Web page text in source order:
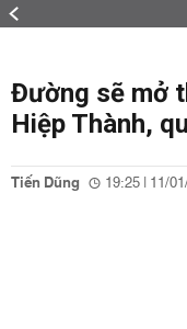
Đường sẽ mở
Hiệp Thành,
Tiến Dũng 19:25 | 11/